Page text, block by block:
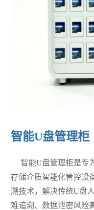
智能U盘管理柜
智能U盘管理柜是专
存储介质智能化管控设
溯技术，解决传统U盘
难追溯、数据泄密风险